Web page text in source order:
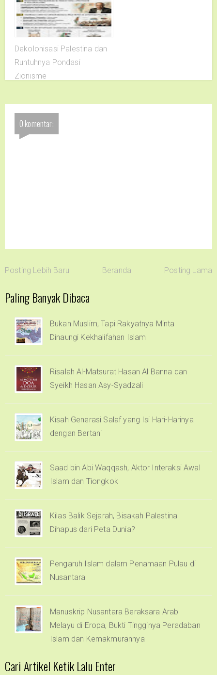
Dekolonisasi Palestina dan
Runtuhnya Pondasi
Zionisme
0 komentar:
Posting Lebih Baru Beranda Posting Lama
Paling Banyak Dibaca
Bukan Muslim, Tapi Rakyatnya Minta
Dinaungi Kekhalifahan Islam
Risalah Al-Matsurat Hasan Al Banna dan
Syeikh Hasan Asy-Syadzali
Kisah Generasi Salaf yang Isi Hari-Harinya
dengan Bertani
Saad bin Abi Waqqash, Aktor Interaksi Awal
Islam dan Tiongkok
Kilas Balik Sejarah, Bisakah Palestina
Dihapus dari Peta Dunia?
Pengaruh Islam dalam Penamaan Pulau di
Nusantara
Manuskrip Nusantara Beraksara Arab
Melayu di Eropa, Bukti Tingginya Peradaban
Islam dan Kemakmurannya
Cari Artikel Ketik Lalu Enter